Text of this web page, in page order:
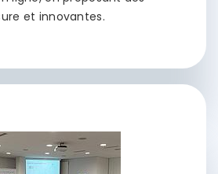
et innovantes.